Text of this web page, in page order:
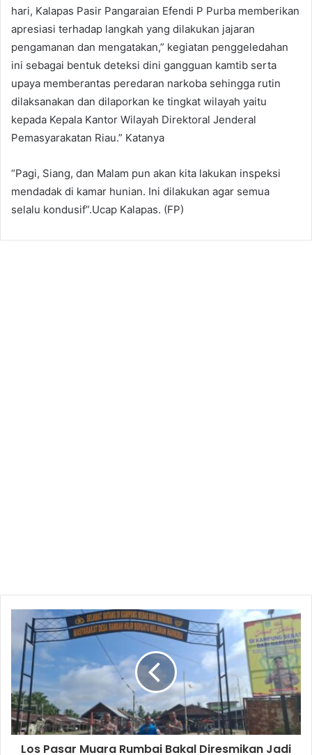
hari, Kalapas Pasir Pangaraian Efendi P Purba memberikan
apresiasi terhadap langkah yang dilakukan jajaran
pengamanan dan mengatakan,” kegiatan penggeledahan
ini sebagai bentuk deteksi dini gangguan kamtib serta
upaya memberantas peredaran narkoba sehingga rutin
dilaksanakan dan dilaporkan ke tingkat wilayah yaitu
kepada Kepala Kantor Wilayah Direktoral Jenderal
Pemasyarakatan Riau.” Katanya
“Pagi, Siang, dan Malam pun akan kita lakukan inspeksi
mendadak di kamar hunian. Ini dilakukan agar semua
selalu kondusif”.Ucap Kalapas. (FP)
Los Pasar Muara Rumbai Bakal Diresmikan Jadi